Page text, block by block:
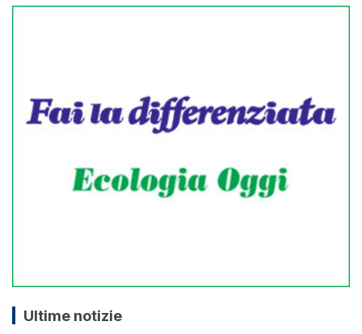
Ultime notizie